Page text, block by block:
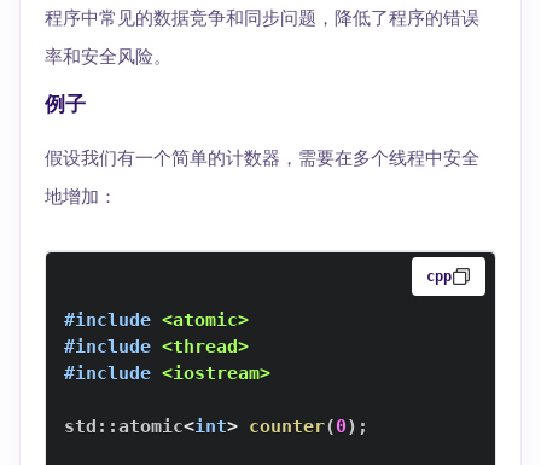
程序中常见的数据竞争和同步问题，降低了程序的错误
率和安全风险。
例子
假设我们有一个简单的计数器，需要在多个线程中安全
地增加：
cpp
#include <atomic>
#include <thread>
#include <iostream>
std ::atomic<int> counter(0) ;